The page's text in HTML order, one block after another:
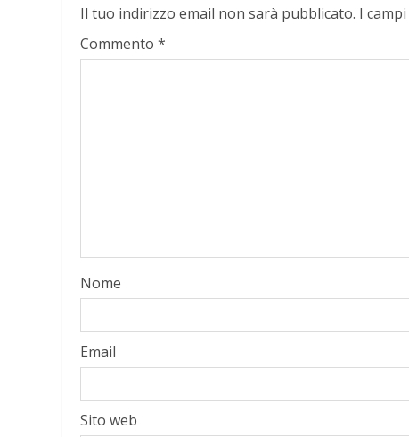
Il tuo indirizzo email non sarà pubblicato. I
Commento *
Nome
Email
Sito web